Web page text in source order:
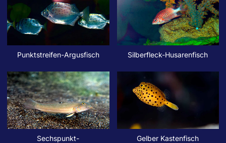
Punktstreifen-Argusfisch Silberfleck-Husarenfisch
Sechspunkt-
Gelber Kastenfisch